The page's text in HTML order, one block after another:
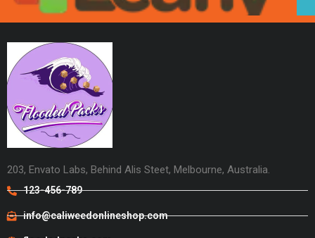
203, Envato Labs, Behind Alis Steet, Melbourne, Australia.
123-456-789
info@caliweedonlineshop.com